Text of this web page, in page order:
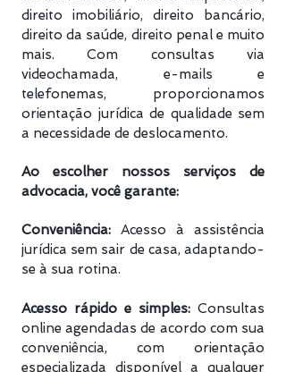
direito imobiliário, direito bancário,
direito da saúde, direito penal e muito
mais. Com consultas via
videochamada, e-mails e
telefonemas, proporcionamos
orientação jurídica de qualidade sem
a necessidade de deslocamento.
Ao escolher nossos serviços de
advocacia, você garante:
Conveniência: Acesso à assistência
jurídica sem sair de casa, adaptando-
se à sua rotina.
Acesso rápido e simples: Consultas
online agendadas de acordo com sua
conveniência, com orientação
especializada disponível a qualquer